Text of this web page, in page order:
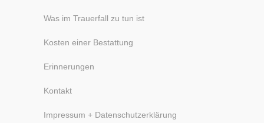
Was im Trauerfall zu tun ist
Kosten einer Bestattung
Erinnerungen
Kontakt
Impressum + Datenschutzerklärung